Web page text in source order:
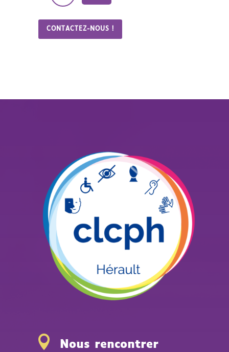
CONTACTEZ-NOUS !
 Nous rencontrer